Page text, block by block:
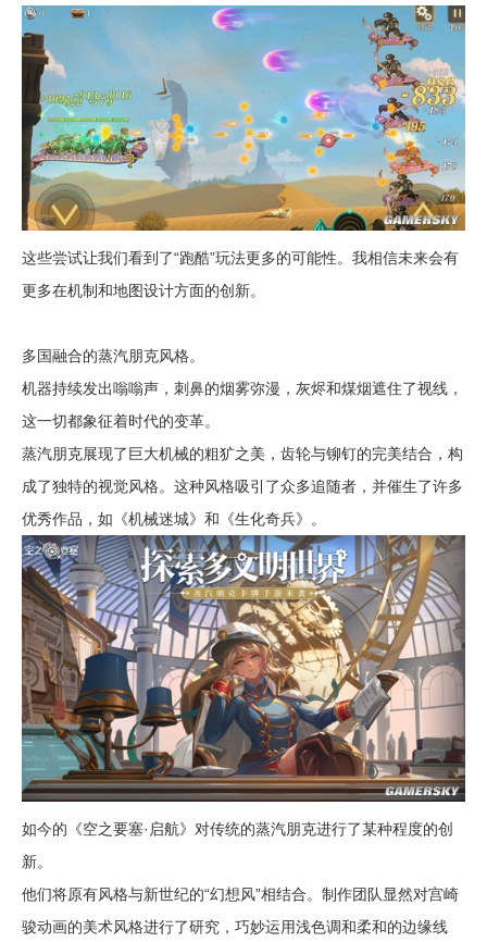
这些尝试让我们看到了“跑酷”玩法更多的可能性。我相信未来会有
更多在机制和地图设计方面的创新。
多国融合的蒸汽朋克风格。
机器持续发出嗡嗡声，刺鼻的烟雾弥漫，灰烬和煤烟遮住了视线，
这一切都象征着时代的变革。
蒸汽朋克展现了巨大机械的粗犷之美，齿轮与铆钉的完美结合，构
成了独特的视觉风格。这种风格吸引了众多追随者，并催生了许多
优秀作品，如《机械迷城》和《生化奇兵》。
如今的《空之要塞·启航》对传统的蒸汽朋克进行了某种程度的创
新。
他们将原有风格与新世纪的“幻想风”相结合。制作团队显然对宫崎
骏动画的美术风格进行了研究，巧妙运用浅色调和柔和的边缘线